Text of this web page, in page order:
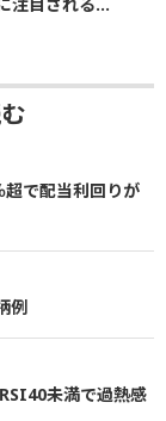
超で配当利回りが
例
未満で過熱感